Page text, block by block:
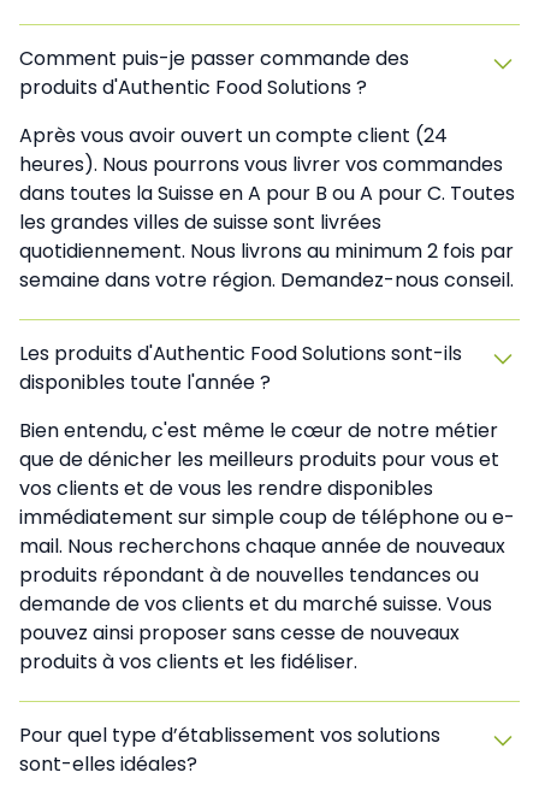
Comment puis-je passer commande des
produits d'Authentic Food Solutions ?
Après vous avoir ouvert un compte client (24
heures). Nous pourrons vous livrer vos commandes
dans toutes la Suisse en A pour B ou A pour C. Toutes
les grandes villes de suisse sont livrées
quotidiennement. Nous livrons au minimum 2 fois par
semaine dans votre région. Demandez-nous conseil.
Les produits d'Authentic Food Solutions sont-ils
disponibles toute l'année ?
Bien entendu, c'est même le cœur de notre métier
que de dénicher les meilleurs produits pour vous et
vos clients et de vous les rendre disponibles
immédiatement sur simple coup de téléphone ou e-
mail. Nous recherchons chaque année de nouveaux
produits répondant à de nouvelles tendances ou
demande de vos clients et du marché suisse. Vous
pouvez ainsi proposer sans cesse de nouveaux
produits à vos clients et les fidéliser.
Pour quel type d’établissement vos solutions
sont-elles idéales?